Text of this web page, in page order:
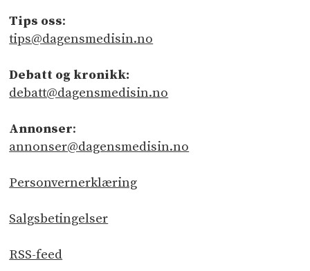
Tips oss:
tips@dagensmedisin.no
Debatt og kronikk:
debatt@dagensmedisin.no
Annonser:
annonser@dagensmedisin.no
Personvernerklæring
Salgsbetingelser
RSS-feed